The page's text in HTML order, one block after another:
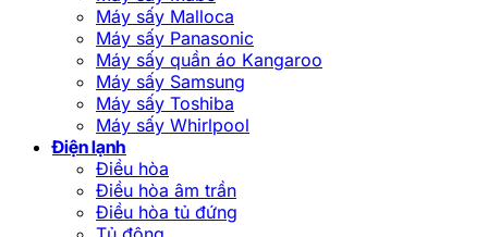
Máy sấy Malloca
Máy sấy Panasonic
Máy sấy quần áo Kangaroo
Máy sấy Samsung
Máy sấy Toshiba
Máy sấy Whirlpool
Điện lạnh
Điều hòa
Điều hòa âm trần
Điều hòa tủ đứng